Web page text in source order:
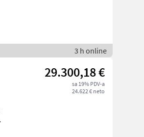
3 h online
29.300,18 €
sa 19% PDV-a
24.622 € neto